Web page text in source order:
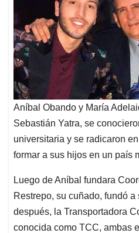
Aníbal Obando y María
Sebastián Yatra, se
universitaria y se radicaron
formar a sus hijos en un país
Luego de Aníbal fundara
Restrepo, su cuñado, fundó
después, la Transportadora
conocida como TCC, ambas